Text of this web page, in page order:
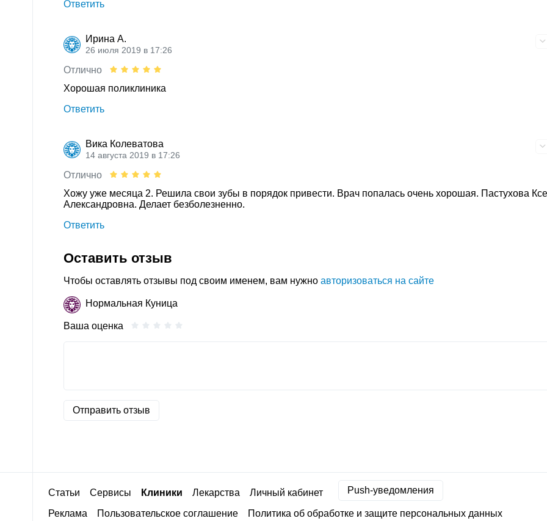
Ответить
Ирина А.
26 июля 2019 в 17:26
Отлично
Хорошая поликлиника
Ответить
Вика Колеватова
14 августа 2019 в 17:26
Отлично
Хожу уже месяца 2. Решила свои зубы в порядок привести. Врач попалась очень хорошая. Пастухова
Александровна. Делает безболезненно.
Ответить
Оставить отзыв
Чтобы оставлять отзывы под своим именем, вам нужно авторизоваться на сайте
Нормальная Куница
Ваша оценка
Отправить отзыв
Статьи Сервисы Клиники Лекарства Личный кабинет Push-уведомления
Реклама Пользовательское соглашение Политика об обработке и защите персональных данных